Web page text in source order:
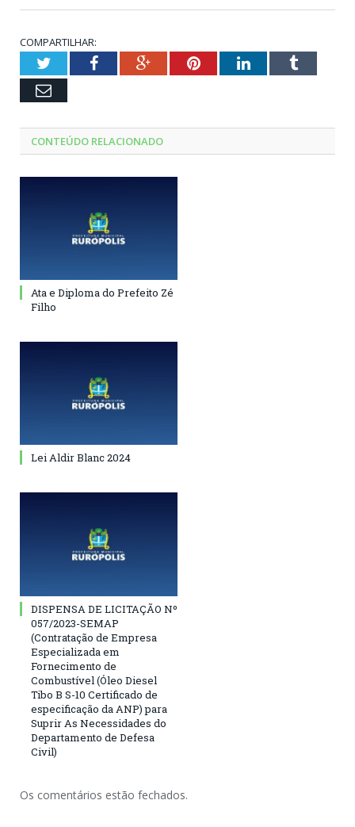
COMPARTILHAR:
TwitterFacebookGoogle+PinterestLinkedInTumblr
Email
CONTEÚDO RELACIONADO
Ata e Diploma do Prefeito Zé
Filho
Lei Aldir Blanc 2024
DISPENSA DE LICITAÇÃO Nº
057/2023-SEMAP
(Contratação de Empresa
Especializada em
Fornecimento de
Combustível (Óleo Diesel
Tibo B S-10 Certificado de
especificação da ANP) para
Suprir As Necessidades do
Departamento de Defesa
Civil)
Os comentários estão fechados.